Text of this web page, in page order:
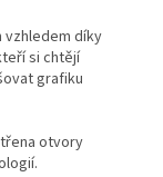
vzhledem díky
si chtějí
grafiku
otvory